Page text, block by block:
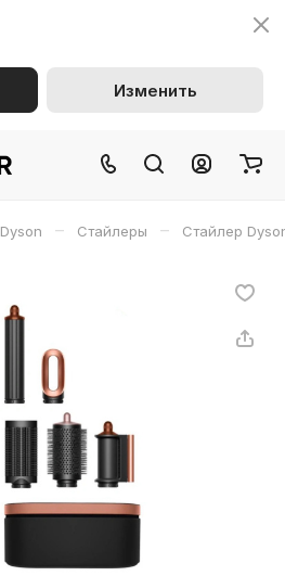
Изменить
Dyson – Стайлеры – Стайлер